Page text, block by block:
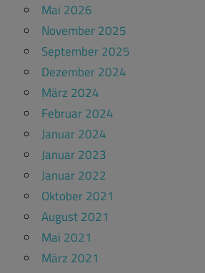
Mai 2026
November 2025
September 2025
Dezember 2024
März 2024
Februar 2024
Januar 2024
Januar 2023
Januar 2022
Oktober 2021
August 2021
Mai 2021
März 2021